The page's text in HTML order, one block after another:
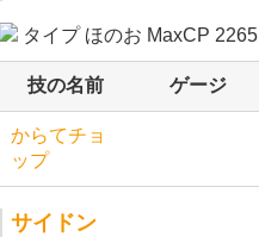
タイプ ほのお MaxCP
技の名前 ゲージ
からてチョ
ップ
サイドン